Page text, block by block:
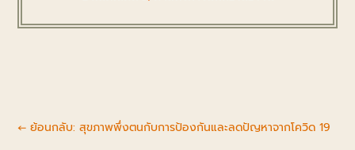
←ย้อนกลับ: สุขภาพพึ่งตนกับการป้องกันและลดปัญหาจากโควิด 19